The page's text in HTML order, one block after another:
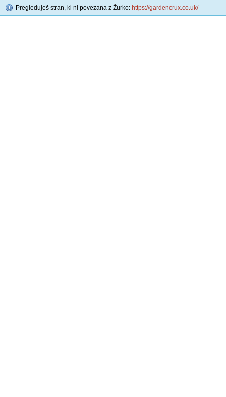
Pregleduješ stran, ki ni povezana z Žurko: https://gardencrux.co.uk/